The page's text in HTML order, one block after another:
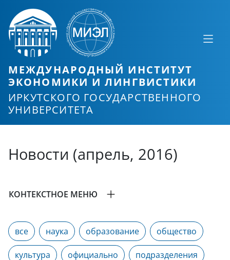
МЕЖДУНАРОДНЫЙ ИНСТИТУТ
ЭКОНОМИКИ И ЛИНГВИСТИКИ
ИРКУТСКОГО ГОСУДАРСТВЕННОГО
УНИВЕРСИТЕТА
Новости (апрель, 2016)
КОНТЕКСТНОЕ МЕНЮ
все наука образование общество
культура официально подразделения